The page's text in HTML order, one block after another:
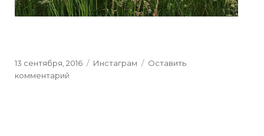
Posted
on
13 сентября, 2016 Categories
Инстаграм
Оставить
комментарий